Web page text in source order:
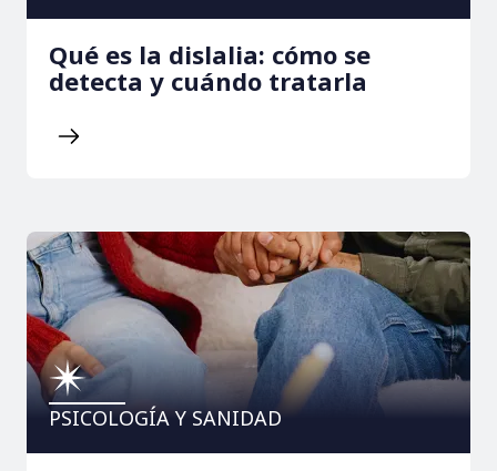
Qué es la dislalia: cómo se
detecta y cuándo tratarla
PSICOLOGÍA Y SANIDAD